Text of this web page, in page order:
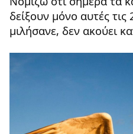
δείξουν μόνο αυτές τις
μιλήσανε, δεν ακούει